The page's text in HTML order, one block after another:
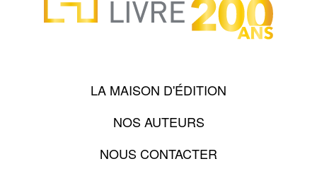
LA MAISON D'ÉDITION
NOS AUTEURS
NOUS CONTACTER